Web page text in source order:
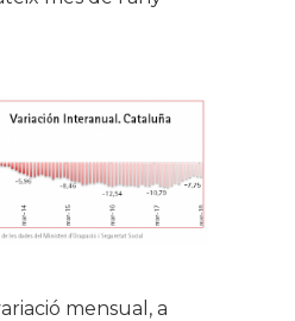
mensual, a